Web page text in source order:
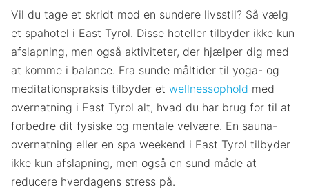
Vil du tage et skridt mod en sundere livsstil? Så vælg
et spahotel i East Tyrol. Disse hoteller tilbyder ikke kun
afslapning, men også aktiviteter, der hjælper dig med
at komme i balance. Fra sunde måltider til yoga- og
meditationspraksis tilbyder et wellnessophold med
overnatning i East Tyrol alt, hvad du har brug for til at
forbedre dit fysiske og mentale velvære. En sauna-
overnatning eller en spa weekend i East Tyrol tilbyder
ikke kun afslapning, men også en sund måde at
reducere hverdagens stress på.